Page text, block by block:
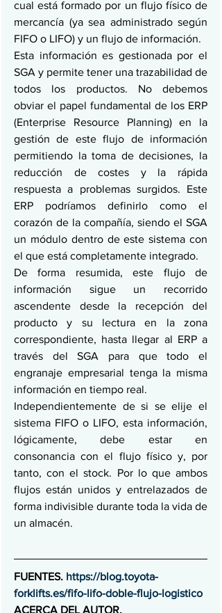
cual está formado por un flujo físico de
mercancía (ya sea administrado según
FIFO o LIFO) y un flujo de información.
Esta información es gestionada por el
SGA y permite tener una trazabilidad de
todos los productos. No debemos
obviar el papel fundamental de los ERP
(Enterprise Resource Planning) en la
gestión de este flujo de información
permitiendo la toma de decisiones, la
reducción de costes y la rápida
respuesta a problemas surgidos. Este
ERP podríamos definirlo como el
corazón de la compañía, siendo el SGA
un módulo dentro de este sistema con
el que está completamente integrado.
De forma resumida, este flujo de
información sigue un recorrido
ascendente desde la recepción del
producto y su lectura en la zona
correspondiente, hasta llegar al ERP a
través del SGA para que todo el
engranaje empresarial tenga la misma
información en tiempo real.
Independientemente de si se elije el
sistema FIFO o LIFO, esta información,
lógicamente, debe estar en
consonancia con el flujo físico y, por
tanto, con el stock. Por lo que ambos
flujos están unidos y entrelazados de
forma indivisible durante toda la vida de
un almacén.
FUENTES. https://blog.toyota-
forklifts.es/fifo-lifo-doble-flujo-logistico
ACERCA DEL AUTOR.